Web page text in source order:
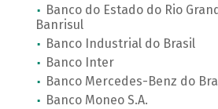
Banco do Estado do Rio
Banrisul
Banco Industrial do Brasil
Banco Inter
Banco Mercedes-Benz do
Banco Moneo S.A.